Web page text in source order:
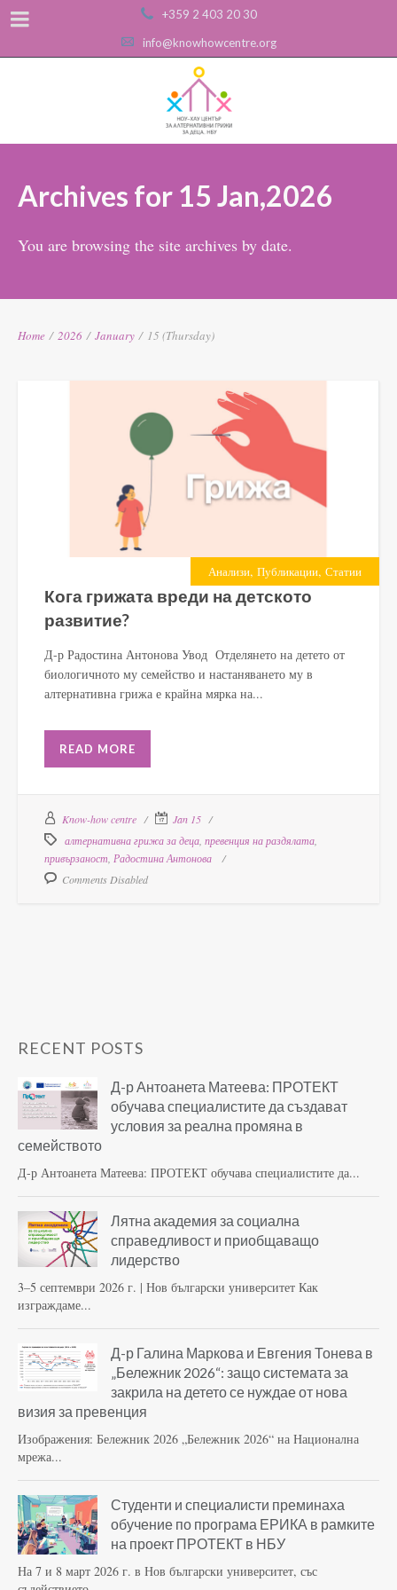
+359 2 403 20 30
info@knowhowcentre.org
Archives for 15 Jan,2026
You are browsing the site archives by date.
Home / 2026 / January / 15 (Thursday)
Анализи, Публикации, Статии
Кога грижата вреди на детското
развитие?
Д-р Радостина Антонова Увод Отделянето на детето от
биологичното му семейство и настаняването му в
алтернативна грижа е крайна мярка на...
READ MORE
Know-how centre
Jan 15
алтернативна грижа за деца превенция на раздялата
привързаност Радостина Антонова
Comments Disabled
RECENT POSTS
Д-р Антоанета Матеева: ПРОТЕКТ
обучава специалистите да създават
условия за реална промяна в
семейството
Д-р Антоанета Матеева: ПРОТЕКТ обучава специалистите да...
Лятна академия за социална
справедливост и приобщаващо
лидерство
3–5 септември 2026 г. | Нов български университет Как
изграждаме...
Д-р Галина Маркова и Евгения Тонева в
„Бележник 2026“: защо системата за
закрила на детето се нуждае от нова
визия за превенция
Изображения: Бележник 2026 „Бележник 2026“ на Национална
мрежа...
Студенти и специалисти преминаха
обучение по програма ЕРИКА в рамките
на проект ПРОТЕКТ в НБУ
На 7 и 8 март 2026 г. в Нов български университет, със